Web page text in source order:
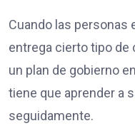
Cuando las personas
entrega cierto tipo de
un plan de gobierno
tiene que aprender a
seguidamente.